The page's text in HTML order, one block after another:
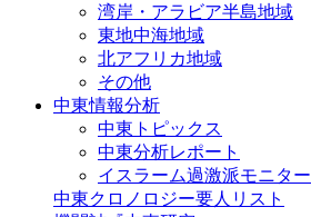
湾岸・アラビア半島地域
東地中海地域
北アフリカ地域
その他
中東情報分析
中東トピックス
中東分析レポート
イスラーム過激派モニター
中東クロノロジー要人リスト